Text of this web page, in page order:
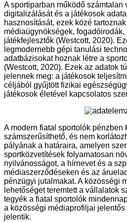
A sportiparban működő
digitalizálását és a játékosok
hasznosítását, ezek közé
médiaügynökségek,
játékfejlesztők (Westcott, 2020).
legmodernebb gépi tanulási
adatbázisokat hoznak létre a
(Westcott, 2020). Ezek az adatok
jelennek meg: a játékosok
céljából gyűjtött fizikai
játékosok életével kapcsolatos
A modern fiatal sportolók pénzben
számszerűsíthető, és nem
pályának a határaira, amelyen
sportközvetítések folyamatosan
nyilvánosságot, a hírnevet és a
médiaszerződéseken és az
pénzügyi jutalmakat. A közösségi
lehetőséget teremtett a vállalatok
tegyék a fiatal sportolók
a közösségi médiaprofiljai
jelentik.